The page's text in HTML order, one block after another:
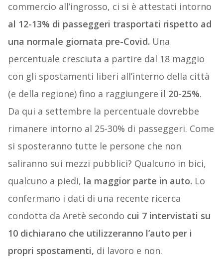
commercio all’ingrosso, ci si è attestati intorno
al 12-13% di passeggeri trasportati rispetto ad
una normale giornata pre-Covid. Una
percentuale cresciuta a partire dal 18 maggio
con gli spostamenti liberi all’interno della città
(e della regione) fino a raggiungere il 20-25%.
Da qui a settembre la percentuale dovrebbe
rimanere intorno al 25-30% di passeggeri. Come
si sposteranno tutte le persone che non
saliranno sui mezzi pubblici? Qualcuno in bici,
qualcuno a piedi, la maggior parte in auto. Lo
confermano i dati di una recente ricerca
condotta da Aretè secondo cui 7 intervistati su
10 dichiarano che utilizzeranno l’auto per i
propri spostamenti, di lavoro e non.